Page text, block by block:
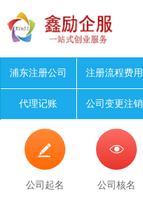
浦东注册公司 注册流程费用
代理记账 公司变更注销

公司起名

公司核名